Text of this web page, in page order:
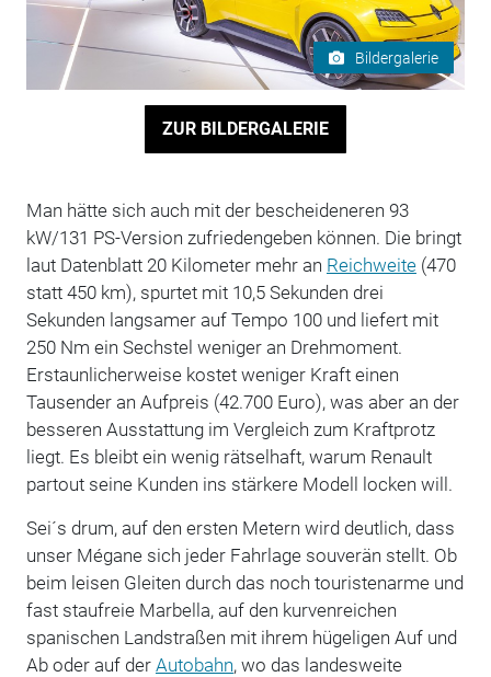
Bildergalerie
ZUR BILDERGALERIE
Man hätte sich auch mit der bescheideneren 93
kW/131 PS-Version zufriedengeben können. Die bringt
laut Datenblatt 20 Kilometer mehr an Reichweite(470
statt 450 km), spurtet mit 10,5 Sekunden drei
Sekunden langsamer auf Tempo 100 und liefert mit
250 Nm ein Sechstel weniger an Drehmoment.
Erstaunlicherweise kostet weniger Kraft einen
Tausender an Aufpreis (42.700 Euro), was aber an der
besseren Ausstattung im Vergleich zum Kraftprotz
liegt. Es bleibt ein wenig rätselhaft, warum Renault
partout seine Kunden ins stärkere Modell locken will.
Sei´s drum, auf den ersten Metern wird deutlich, dass
unser Mégane sich jeder Fahrlage souverän stellt. Ob
beim leisen Gleiten durch das noch touristenarme und
fast staufreie Marbella, auf den kurvenreichen
spanischen Landstraßen mit ihrem hügeligen Auf und
Ab oder auf der Autobahn, wo das landesweite